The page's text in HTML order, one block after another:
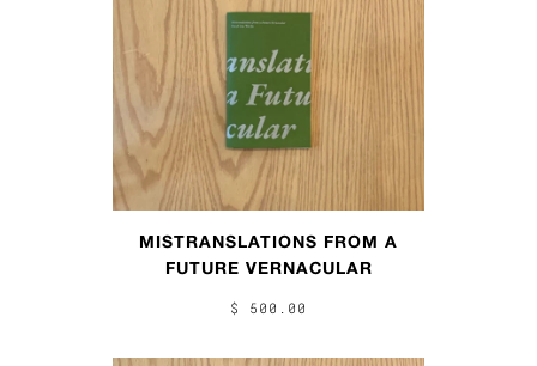
MISTRANSLATIONS FROM A
FUTURE VERNACULAR
$ 500.00